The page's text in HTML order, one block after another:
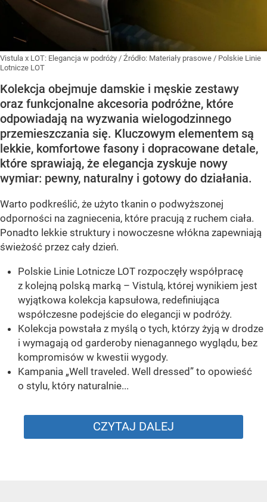
Vistula x LOT: Elegancja w podróży / Źródło: Materiały prasowe / Polskie Linie
Lotnicze LOT
Kolekcja obejmuje damskie i męskie zestawy
oraz funkcjonalne akcesoria podróżne, które
odpowiadają na wyzwania wielogodzinnego
przemieszczania się. Kluczowym elementem są
lekkie, komfortowe fasony i dopracowane detale,
które sprawiają, że elegancja zyskuje nowy
wymiar: pewny, naturalny i gotowy do działania.
Warto podkreślić, że użyto tkanin o podwyższonej
odporności na zagniecenia, które pracują z ruchem ciała.
Ponadto lekkie struktury i nowoczesne włókna zapewniają
świeżość przez cały dzień.
Polskie Linie Lotnicze LOT rozpoczęły współpracę
z kolejną polską marką – Vistulą, której wynikiem jest
wyjątkowa kolekcja kapsułowa, redefiniująca
współczesne podejście do elegancji w podróży.
Kolekcja powstała z myślą o tych, którzy żyją w drodze
i wymagają od garderoby nienagannego wyglądu, bez
kompromisów w kwestii wygody.
Kampania „Well traveled. Well dressed” to opowieść
o stylu, który naturalnie...
CZYTAJ DALEJ